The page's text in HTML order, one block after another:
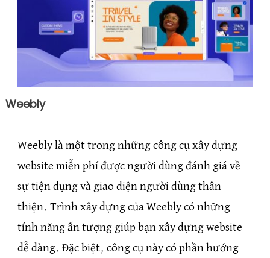
Weebly
Weebly là một trong những công cụ xây dựng
website miễn phí được người dùng đánh giá về
sự tiện dụng và giao diện người dùng thân
thiện. Trình xây dựng của Weebly có những
tính năng ấn tượng giúp bạn xây dựng website
dễ dàng. Đặc biệt, công cụ này có phần hướng